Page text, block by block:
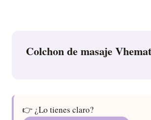
Colchon de masaje
👉 ¿Lo tienes claro?